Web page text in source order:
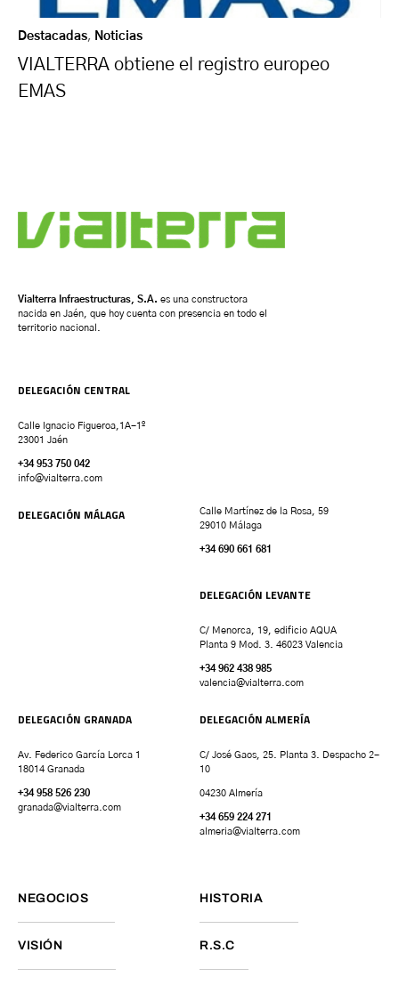
Destacadas, Noticias
VIALTERRA obtiene el registro europeo
EMAS
Vialterra Infraestructuras, S.A. es una constructora
nacida en Jaén, que hoy cuenta con presencia en todo el
territorio nacional.
DELEGACIÓN CENTRAL
Calle Ignacio Figueroa,1A-1º
23001 Jaén
+34 953 750 042
info@vialterra.com
DELEGACIÓN MÁLAGA
Calle Martínez de la Rosa, 59
29010 Málaga
+34 690 661 681
DELEGACIÓN LEVANTE
C/ Menorca, 19, edificio AQUA
Planta 9 Mod. 3. 46023 Valencia
+34 962 438 985
valencia@vialterra.com
DELEGACIÓN GRANADA
Av. Federico García Lorca 1
18014 Granada
+34 958 526 230
granada@vialterra.com
DELEGACIÓN ALMERÍA
C/ José Gaos, 25. Planta 3. Despacho 2-
10
04230 Almería
+34 659 224 271
almeria@vialterra.com
NEGOCIOS HISTORIA
VISIÓN R.S.C